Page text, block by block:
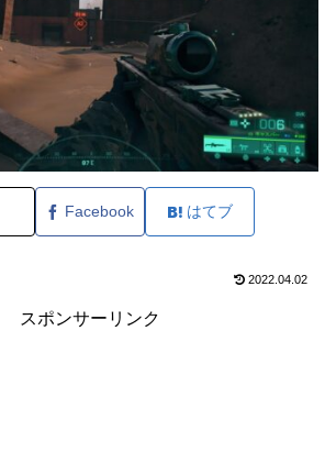
Facebook はてブ
2022.04.02
スポンサーリンク